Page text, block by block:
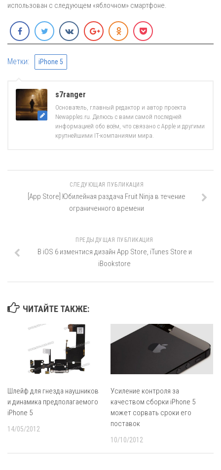
использован с следующем «яблочном» смартфоне.
Метки: iPhone 5
s7ranger
Основатель, главный редактор и автор проекта
Newapples.ru. Делюсь с вами самой последней
информацией обо всём, что связано с Apple и другими
крупнейшими IT-компаниями мира.
СЛЕДУЮЩАЯ ПУБЛИКАЦИЯ
[App Store] Юбилейная раздача Fruit Ninja в течение
ограниченного времени
ПРЕДЫДУЩАЯ ПУБЛИКАЦИЯ
В iOS 6 изментися дизайн App Store, iTunes Store и
iBookstore
ЧИТАЙТЕ ТАКЖЕ:
Шлейф для гнезда наушников
и динамика предполагаемого
iPhone 5
14/05/2012
Усиление контроля за
качеством сборки iPhone 5
может сорвать сроки его
поставок
10/10/2012